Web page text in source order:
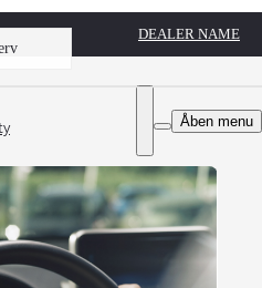
DEALER NAME
Åben menu